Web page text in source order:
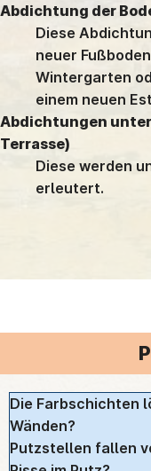
Abdichtung der
Diese
neuer
Wintergarten
einem neuen
Abdichtungen unter
Terrasse)
Diese werden
erleutert.
Die Farbschichten
Wänden?
Putzstellen fallen